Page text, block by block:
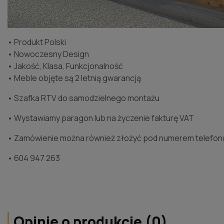
• Produkt Polski
• Nowoczesny Design
• Jakość, Klasa, Funkcjonalność
• Meble objęte są 2 letnią gwarancją
• Szafka RTV do samodzielnego montażu
• Wystawiamy paragon lub na życzenie fakturę VAT
• Zamówienie można również złożyć pod numerem
• 604 947 263